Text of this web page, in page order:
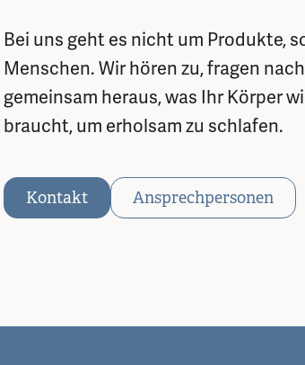
Bei uns geht es nicht um Produkte,
Menschen. Wir hören zu, fragen
gemeinsam heraus, was Ihr Körper
braucht, um erholsam zu schlafen.
Kontakt Ansprechpersonen